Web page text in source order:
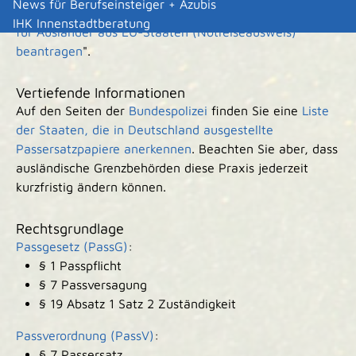
News für Berufseinsteiger + Azubis
IHK Innenstadtberatung
Nähere Informationen erhalten Sie unter "
für Ausländer aus EU-Staaten (Notreiseausweis)
beantragen".
Vertiefende Informationen
Auf den Seiten der Bundespolizei finden Sie eine Liste
der Staaten, die in Deutschland ausgestellte
Passersatzpapiere anerkennen. Beachten Sie aber, dass
ausländische Grenzbehörden diese Praxis jederzeit
kurzfristig ändern können.
Rechtsgrundlage
Passgesetz (PassG) :
§ 1 Passpflicht
§ 7 Passversagung
§ 19 Absatz 1 Satz 2 Zuständigkeit
Passverordnung (PassV) :